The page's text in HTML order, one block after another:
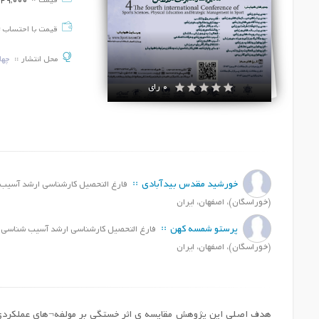
0 رای
قیمت با احتساب
محل انتشار
خورشید مقدس بیدآبادی
فارغ التحصیل کارشناسی ارشد
(خوراسگان)، اصفهان، ایران
پرستو شمسه کهن
فارغ التحصیل کارشناسی ارشد آسیب شناسی
(خوراسگان)، اصفهان، ایران